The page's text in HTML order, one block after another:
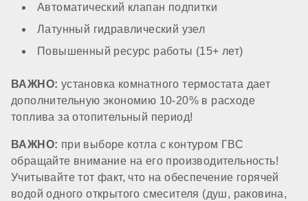
Преднагрев теплообменника ГВС
Утепление теплообменника ГВС
есть
Датчик потока ГВС
Автоматический клапан подпитки
Латунный гидравлический узел
Повышенный ресурс работы (15+ лет)
ВАЖНО: установка комнатного термостата дает
дополнительную экономию 10-20% в расходе
топлива за отопительный период!
ВАЖНО: при выборе котла с контуром ГВС
обращайте внимание на его производительность!
Учитывайте тот факт, что на обеспечение горячей
водой одного открытого смесителя (душ, раковина,